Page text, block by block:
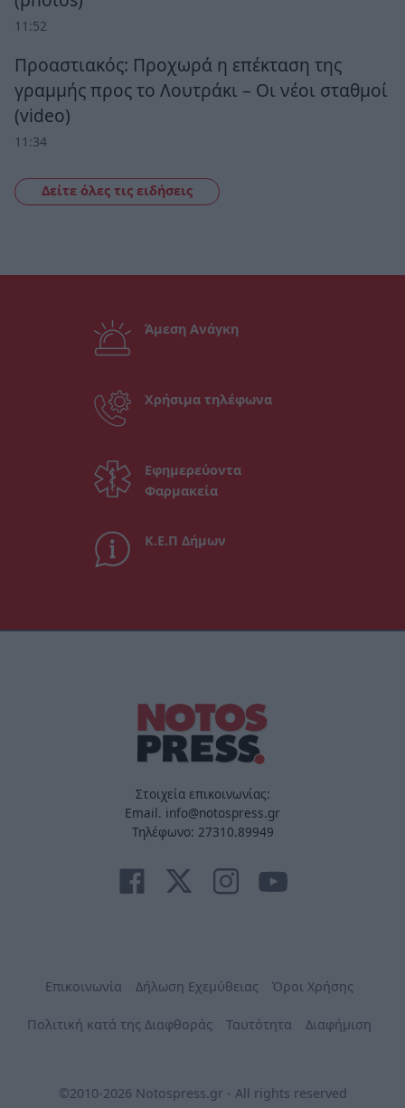
11:52
Προαστιακός: Προχωρά η επέκταση της
γραμμής προς το Λουτράκι – Οι νέοι σταθμοί
(video)
11:34
Δείτε όλες τις ειδήσεις
Άμεση Ανάγκη
Χρήσιμα τηλέφωνα
Εφημερεύοντα
Φαρμακεία
Κ.Ε.Π Δήμων
Στοιχεία επικοινωνίας:
Email. info@notospress.gr
Τηλέφωνο: 27310.89949
Επικοινωνία Δήλωση Εχεμύθειας Όροι Χρήσης
Πολιτική κατά της Διαφθοράς Ταυτότητα Διαφήμιση
©2010-2026 Notospress.gr - All rights reserved